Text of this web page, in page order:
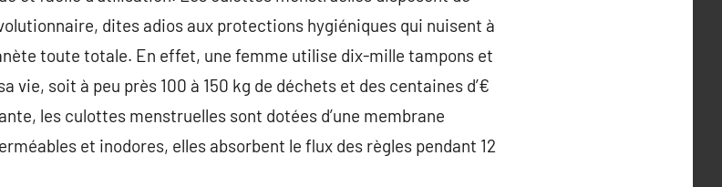
dites adios aux protections hygiéniques qui nuisent à
toute totale. En effet, une femme utilise dix-mille tampons et
vie, soit à peu près 100 à 150 kg de déchets et des centaines d’€
les culottes menstruelles sont dotées d’une membrane
et inodores, elles absorbent le flux des règles pendant 12